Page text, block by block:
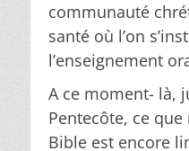
communauté
santé où l’on
l’enseignement
A ce moment- là,
Pentecôte, ce
Bible est encore